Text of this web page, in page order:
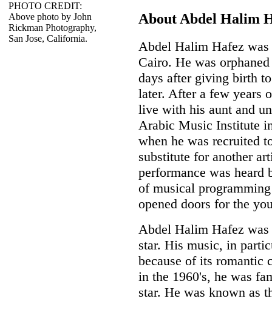
PHOTO CREDIT:
Above photo by John
Rickman Photography,
San Jose, California.
About Abdel Halim
Abdel Halim Hafez
Cairo. He was
days after giving birth
later. After a few years
live with his aunt and
Arabic Music Institute
when he was recruited
substitute for another
performance was heard
of musical
opened doors for the
Abdel Halim Hafez
star. His music, in
because of its romantic
in the 1960's, he was
star. He was known as